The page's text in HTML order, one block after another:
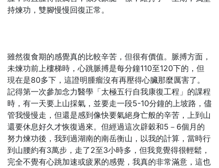
持煉功，雙腳慢慢回復正常。
雖然復食期的感覺真的比較辛苦，但很有價值。脈搏方面，
未煉功前上樓梯時，心跳脈搏是每分鐘110至120下的，但
現在是80多下，這證明腫瘤沒有再壓得心臟那麼厲害了。
記得第一次參加念力醫學「太極五行自我康復工程」的課程
時，有一天要上山採氣，並要走一段5-10分鐘的上坡路，儘
管我慢慢走，但還是感到像快要氣絕身亡般的辛苦，上到山
還要休息好久才恢復過來。但經過這次辟穀和5－6個月的
努力煉功後，我到過湖南的南岳衡山，以我的計算，當時行
到山腰約有3萬步，走了2至3小時多，但我竟覺得很輕鬆，
完全不覺有心跳加速或疲累的感覺，我真的非常滿意，這也